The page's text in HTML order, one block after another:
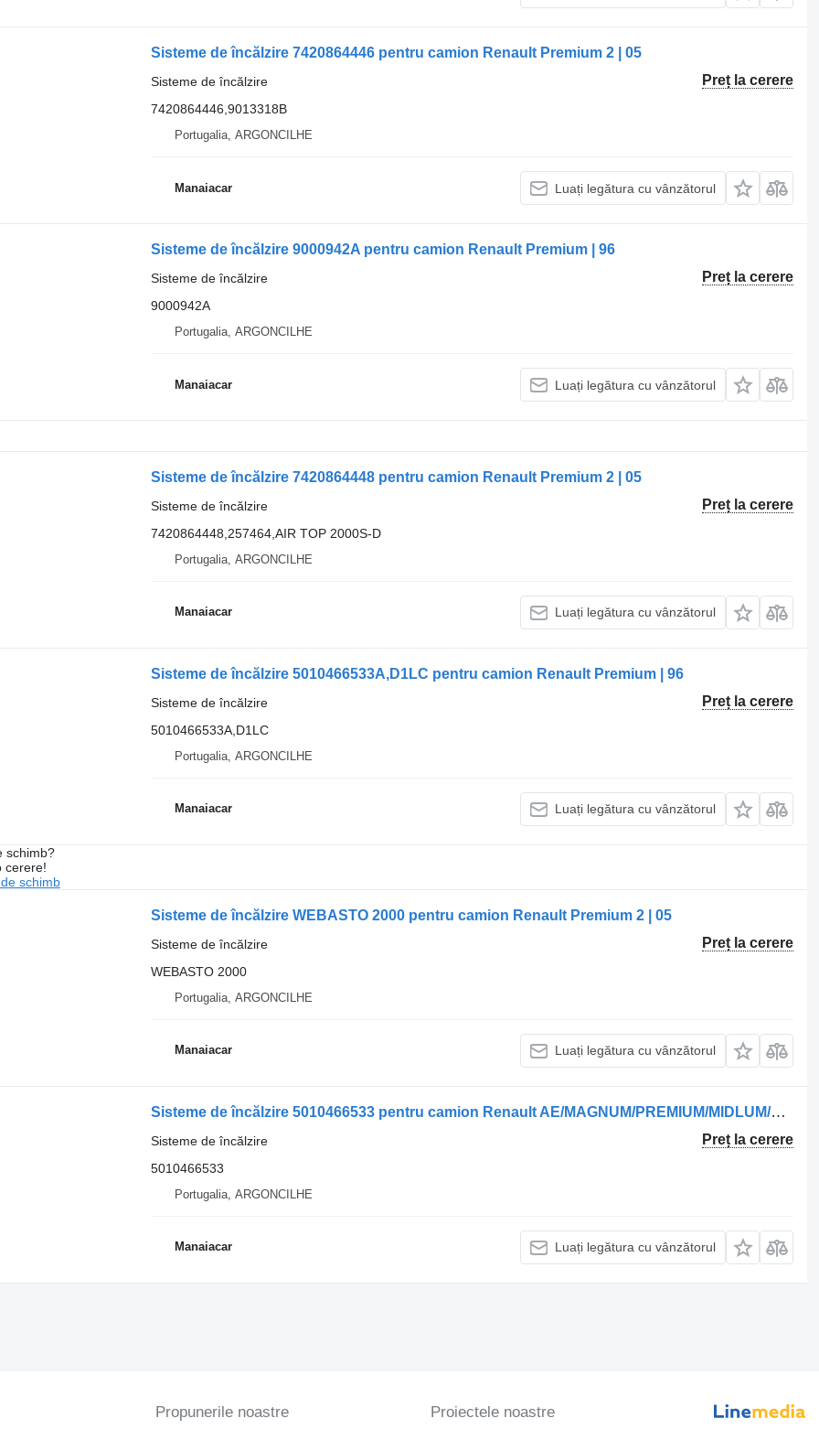
Sisteme de încălzire 7420864446 pentru camion Renault Premium 2 | 05
Preț la cerere
Sisteme de încălzire
7420864446,9013318B
Portugalia, ARGONCILHE
Manaiacar Luați legătura cu vânzătorul
Sisteme de încălzire 9000942A pentru camion Renault Premium | 96
Preț la cerere
Sisteme de încălzire
9000942A
Portugalia, ARGONCILHE
Manaiacar Luați legătura cu vânzătorul
Sisteme de încălzire 7420864448 pentru camion Renault Premium 2 | 05
Preț la cerere
Sisteme de încălzire
7420864448,257464,AIR TOP 2000S-D
Portugalia, ARGONCILHE
Manaiacar Luați legătura cu vânzătorul
Sisteme de încălzire 5010466533A,D1LC pentru camion Renault Premium | 96
Preț la cerere
Sisteme de încălzire
5010466533A,D1LC
Portugalia, ARGONCILHE
Manaiacar Luați legătura cu vânzătorul
schimb?
cerere!
schimb
Sisteme de încălzire WEBASTO 2000 pentru camion Renault Premium 2 | 05
Preț la cerere
Sisteme de încălzire
WEBASTO 2000
Portugalia, ARGONCILHE
Manaiacar Luați legătura cu vânzătorul
Sisteme de încălzire 5010466533 pentru camion Renault AE/MAGNUM/PREMIUM/MIDLUM/MAJOR/MIDDLE/KERAX
Preț la cerere
Sisteme de încălzire
5010466533
Portugalia, ARGONCILHE
Manaiacar Luați legătura cu vânzătorul
Propunerile noastre Proiectele noastre